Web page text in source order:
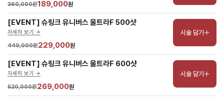
360,000원189,000원
[EVENT] 슈링크 유니버스 울트라F 500샷
자세히 보기 ->
440,000원229,000원
시술 담기
[EVENT] 슈링크 유니버스 울트라F 600샷
자세히 보기 ->
520,000원269,000원
시술 담기